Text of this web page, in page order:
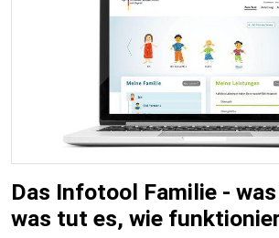
Das Infotool Familie -
was tut es, wie